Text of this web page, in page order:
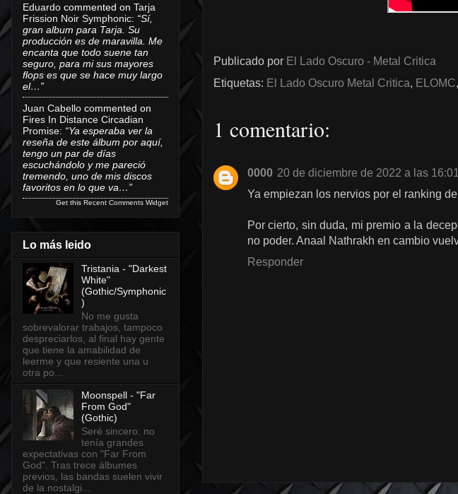
Publicado por El Lado Oscuro - Metal Critica
Etiquetas: El Lado Oscuro Metal Critica, ELOMC,
1 comentario:
0000 20 de diciembre de 2022 a las 16:01
Ya empiezan los nervios por el ranking
Por cierto, sin duda, mi premio a la
no poder. Anaal Nathrakh en cambio
Responder
Eduardo commented on Tarja
Frission Noir Symphonic: “Sí,
gran album para Tarja. Su
producción es de maravilla. Me
encanta que todo suene tan
seguro, para mi sus mayores
flops es que se hace muy largo
el…”
Juan Cabello commented on
Fires In Distance Circadian
Promise: “Ya esperaba ver la
reseña de este álbum por aquí,
tengo un par de días
escuchándolo y me pareció
tremendo, uno de mis discos
favoritos en lo que va…”
Get this Recent Comments Widget
Lo más leido
Tristania - "Darkest
White"
(Gothic/Symphonic
)
No me gusta
sobrevalorar trabajos, tampoco
despreciarlos, al final hay gente
que tiene la amabilidad de
leerme y que resiente una u
otra po...
Moonspell - "Far
From God"
(Gothic)
Seré sincero: no
tenía grandes
expectativas con "Far From
God". Tras trece álbumes
previos, las bandas suelen vivir
de la nostalgi...